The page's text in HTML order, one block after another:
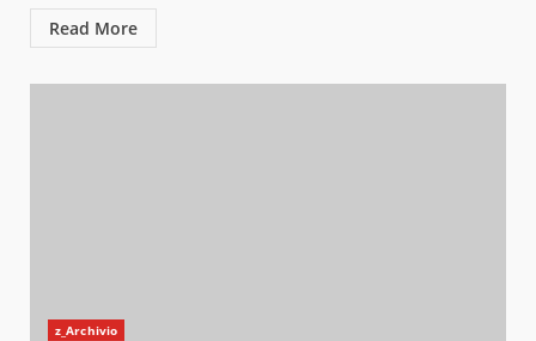
Read More
z_Archivio